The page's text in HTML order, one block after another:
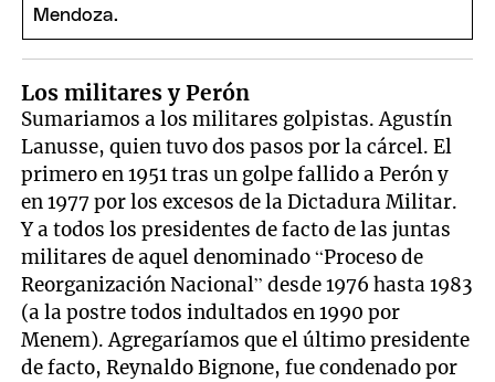
Los militares y Perón
Sumariamos a los militares golpistas. Agustín
Lanusse, quien tuvo dos pasos por la cárcel. El
primero en 1951 tras un golpe fallido a Perón y
en 1977 por los excesos de la Dictadura Militar.
Y a todos los presidentes de facto de las juntas
militares de aquel denominado “Proceso de
Reorganización Nacional” desde 1976 hasta 1983
(a la postre todos indultados en 1990 por
Menem). Agregaríamos que el último presidente
de facto, Reynaldo Bignone, fue condenado por